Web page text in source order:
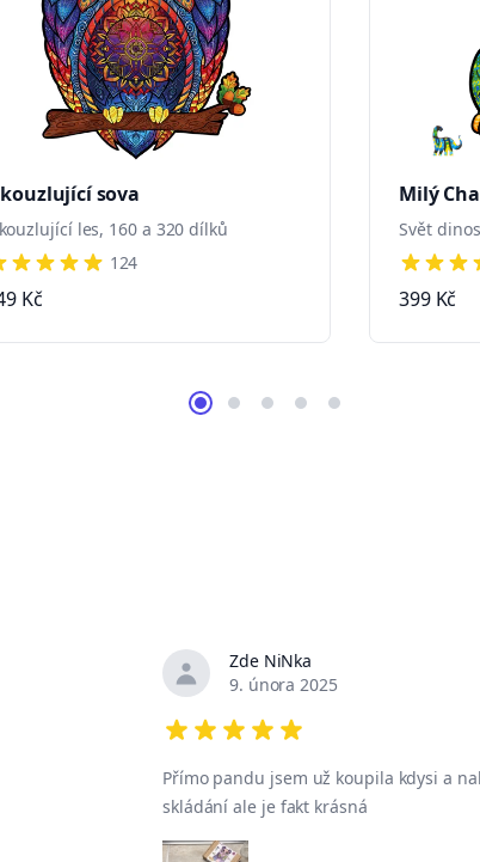
sova
les, 160 a 320 dílků
out of 5 stars124
Kč
Milý
Svět
4 out of
399 Kč
Nedávné recenze
Zde NiNka
9. února 2025
Přímo pandu jsem už koupila kdysi a
skládání ale je fakt krásná